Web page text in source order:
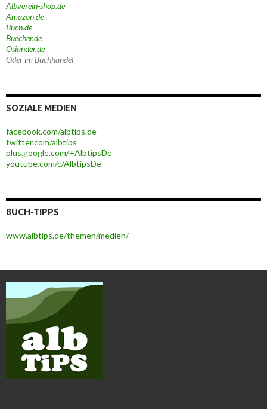
Albverein-shop.de
Amazon.de
Buch.de
Buecher.de
Osiander.de
Oder im Buchhandel
SOZIALE MEDIEN
facebook.com/albtips.de
twitter.com/albtips
plus.google.com/+AlbtipsDe
youtube.com/c/AlbtipsDe
BUCH-TIPPS
www.albtips.de/themen/medien/